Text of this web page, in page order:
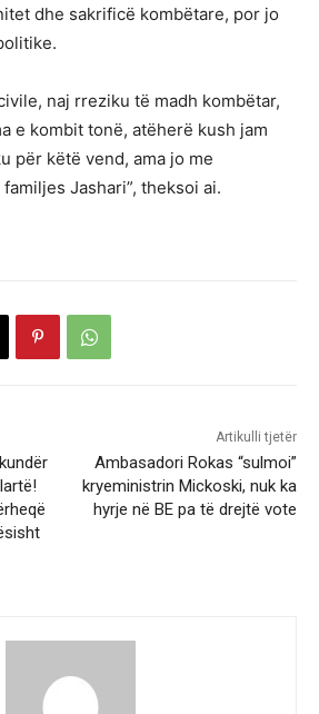
dhe sakrificë kombëtare, por jo
naj rreziku të madh kombëtar,
e kombit tonë, atëherë kush jam
për këtë vend, ama jo me
Jashari”, theksoi ai.
Artikulli tjetër
Ambasadori Rokas “sulmoi”
kryeministrin Mickoski, nuk ka
hyrje në BE pa të drejtë vote